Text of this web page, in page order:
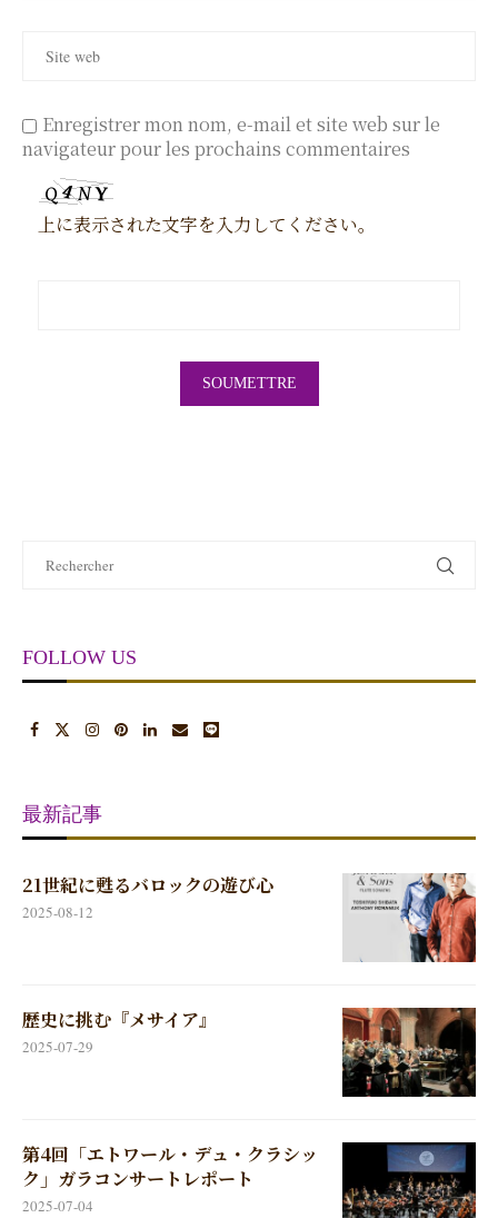
Enregistrer mon nom, e-mail et site web sur le
navigateur pour les prochains commentaires
上に表示された文字を入力してください。
FOLLOW US
最新記事
21世紀に甦るバロックの遊び心
2025-08-12
歴史に挑む『メサイア』
2025-07-29
第4回「エトワール・デュ・クラシッ
ク」ガラコンサートレポート
2025-07-04